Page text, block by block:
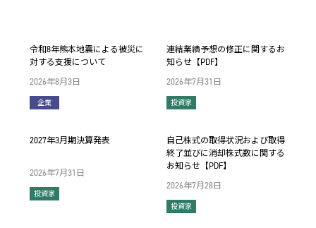
2026年8月3日
企業
令和8年熊本地震による被災に
対する支援について
2026年7月31日
投資家
連結業績予想の修正に関するお
知らせ【PDF】
2026年7月31日
投資家
2027年3月期決算発表
2026年7月28日
投資家
自己株式の取得状況および取得
終了並びに消却株式数に関する
お知らせ【PDF】